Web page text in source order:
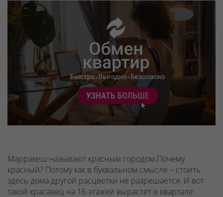
Марракеш называют красным городом.Почему
красный? Потому как в буквальном смысле – стоить
здесь дома другой расцветки не разрешается. И вот
такой красавец на 16 этажей вырастет в квартале